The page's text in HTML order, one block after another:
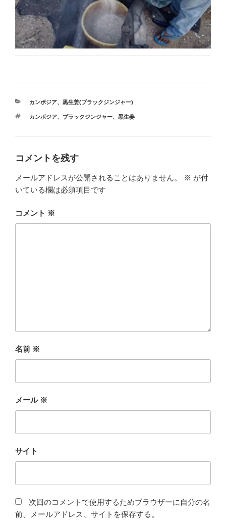
カ
ゴ
カンボジア、 黒生姜(ブラックジンジャー)
タ
カンボジア、 ブラックジンジャー、 黒生姜
コメントを残す
メールアドレスが公開されることはありません。 ※ が付
いている欄は必須項目です
コメント ※
名前 ※
メール ※
サイト
次回のコメントで使用するためブラウザーに自分の名
前、メールアドレス、サイトを保存する。